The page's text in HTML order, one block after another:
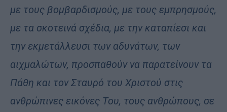
με τους βομβαρδισμούς, με τους εμπρησμούς,
με τα σκοτεινά σχέδια, με την καταπίεσι και
την εκμετάλλευσι των αδυνάτων, των
αιχμαλώτων, προσπαθούν να παρατείνουν τα
Πάθη και τον Σταυρό του Χριστού στις
ανθρώπινες εικόνες Του, τους ανθρώπους, σε